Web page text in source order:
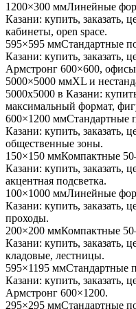
1200×300 ммЛинейные
Казани: купить, заказать,
кабинеты, open space.
595×595 ммСтандартные
Казани: купить, заказать,
Армстронг 600×600, офисы
5000×5000 ммXL и
5000x5000 в Казани:
максимальный формат,
600×1200 ммСтандартные
Казани: купить, заказать,
общественные зоны.
150×150 ммКомпактные
Казани: купить, заказать,
акцентная подсветка.
100×1000 ммЛинейные
Казани: купить, заказать,
проходы.
200×200 ммКомпактные
Казани: купить, заказать,
кладовые, лестницы.
595×1195 ммСтандартные
Казани: купить, заказать,
Армстронг 600×1200.
295×295 ммСтандартные